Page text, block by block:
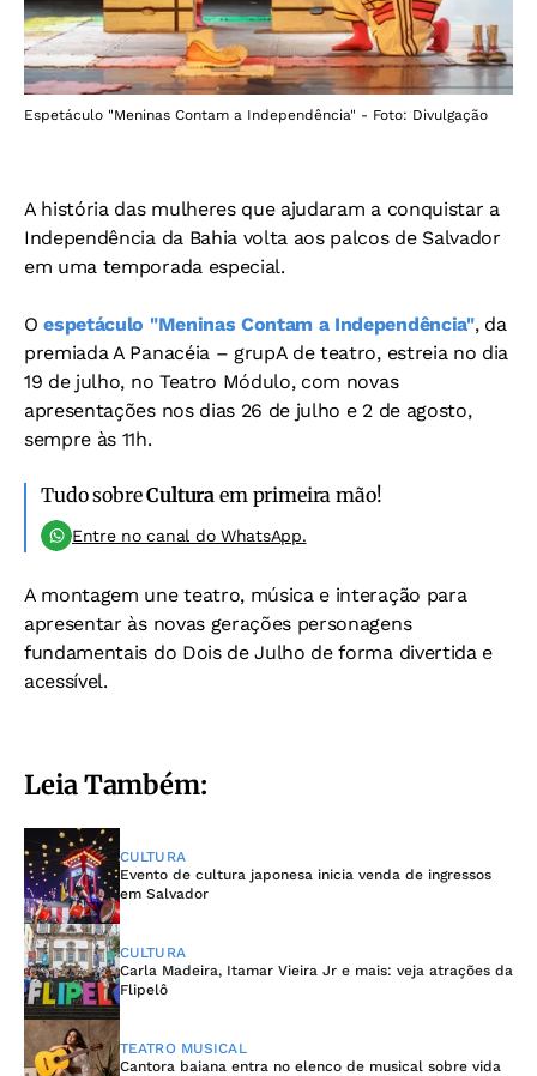
Espetáculo "Meninas Contam a Independência" - Foto: Divulgação
A história das mulheres que ajudaram a conquistar a
Independência da Bahia volta aos palcos de Salvador
em uma temporada especial.
Oespetáculo "Meninas Contam a Independência", da
premiada A Panacéia – grupA de teatro, estreia no dia
19 de julho, no Teatro Módulo, com novas
apresentações nos dias 26 de julho e 2 de agosto,
sempre às 11h.
Tudo sobreCultura em primeira mão!
Entre no canal do WhatsApp.
A montagem une teatro, música e interação para
apresentar às novas gerações personagens
fundamentais do Dois de Julho de forma divertida e
acessível.
Leia Também:
CULTURA
Evento de cultura japonesa inicia venda de ingressos
em Salvador
CULTURA
Carla Madeira, Itamar Vieira Jr e mais: veja atrações da
Flipelô
TEATRO MUSICAL
Cantora baiana entra no elenco de musical sobre vida